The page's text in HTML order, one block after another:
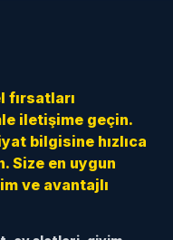
fırsatları
iletişime geçin.
bilgisine hızlıca
Size en uygun
ve avantajlı